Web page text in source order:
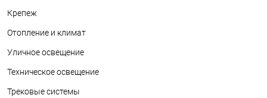
Крепеж
Отопление и климат
Уличное освещение
Техническое освещение
Трековые системы